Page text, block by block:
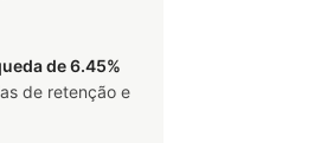
de 6.45%
de retenção e